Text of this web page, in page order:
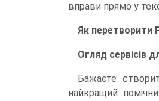
вправи прямо у
Як перетворити
Огляд сервісів
Бажаєте
найкращий